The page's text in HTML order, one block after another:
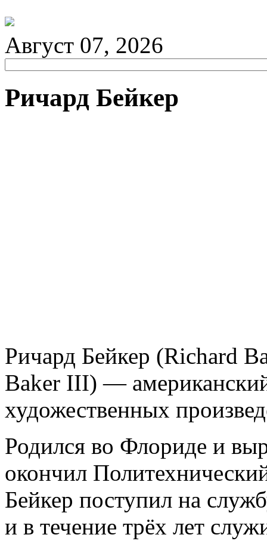
Август 07, 2026
Ричард Бейкер
Ричард Бейкер (Richard
Baker III) —
художественных
Родился во Флориде и
окончил
Бейкер поступил на
и в течение трёх лет